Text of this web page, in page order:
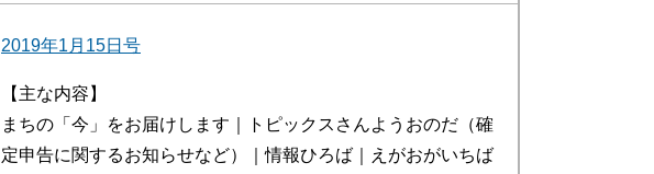
2019年1月15日号
【主な内容】
まちの「今」をお届けします｜トピックスさんようおのだ（確
定申告に関するお知らせなど）｜情報ひろば｜えがおがいちば